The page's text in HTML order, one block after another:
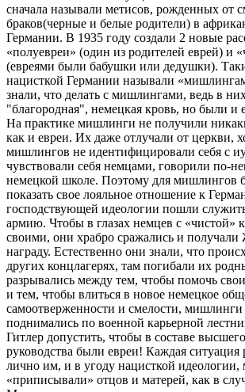
сначала называли метисов, рожденных от
браков(черные и белые родители) в
Германии. В 1935 году создали 2 новые
«полуевреи» (один из родителей еврей) и
(евреями были бабушки или дедушки).
нацисткой Германии называли
знали, что делать с мишлингами, ведь в
"благородная", немецкая кровь, но были и
На практике мишлинги не получили
как и евреи. Их даже отлучали от церкви,
мишлингов не идентифицировали себя с
чувствовали себя немцами, говорили по-
немецкой школе. Поэтому для мишлингов
показать свое лояльное отношение к
господствующей идеологии пошли
армию. Чтобы в глазах немцев с «чистой»
своими, они храбро сражались и получали
награду. Естественно они знали, что
других концлагерях, там погибали их
разрывались между тем, чтобы помочь
и тем, чтобы влиться в новое немецкое
самоотверженности и смелости,
поднимались по военной карьерной
Гитлер допустить, чтобы в составе
руководства были евреи! Каждая ситуация
лично им, и в угоду нацисткой
«приписывали» отцов и матерей, как в